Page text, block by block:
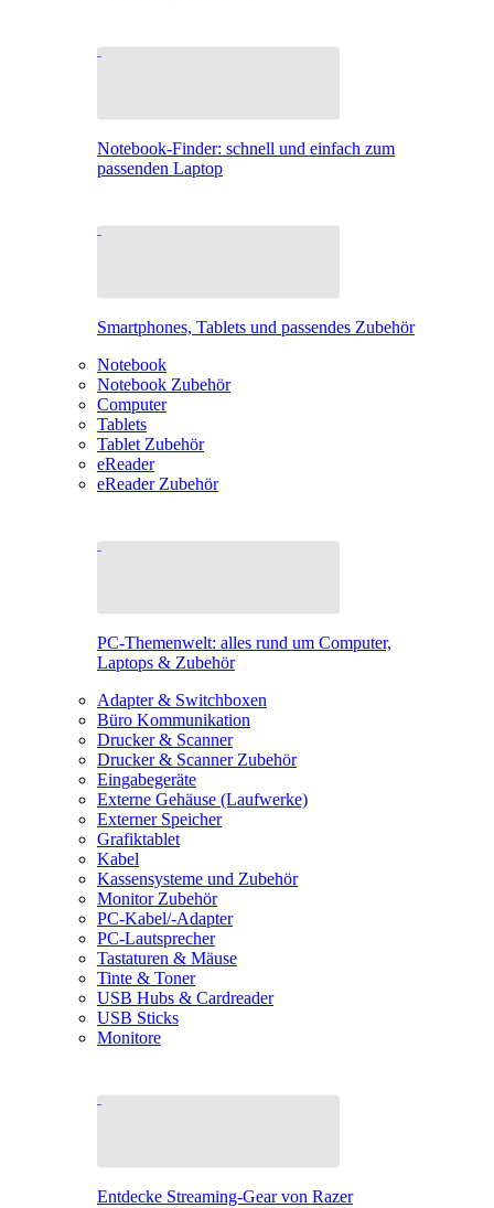
Notebook-Finder: schnell und einfach zum
passenden Laptop
Smartphones, Tablets und passendes Zubehör
Notebook
Notebook Zubehör
Computer
Tablets
Tablet Zubehör
eReader
eReader Zubehör
PC-Themenwelt: alles rund um Computer,
Laptops & Zubehör
Adapter & Switchboxen
Büro Kommunikation
Drucker & Scanner
Drucker & Scanner Zubehör
Eingabegeräte
Externe Gehäuse (Laufwerke)
Externer Speicher
Grafiktablet
Kabel
Kassensysteme und Zubehör
Monitor Zubehör
PC-Kabel/-Adapter
PC-Lautsprecher
Tastaturen & Mäuse
Tinte & Toner
USB Hubs & Cardreader
USB Sticks
Monitore
Entdecke Streaming-Gear von Razer